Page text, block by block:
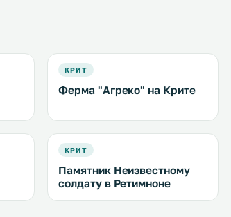
КРИТ
Ферма "Агреко" на Крите
КРИТ
Памятник Неизвестному
солдату в Ретимноне